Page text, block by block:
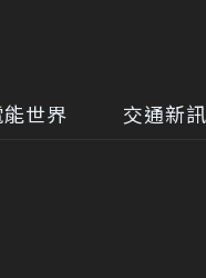
世界 交通新訊